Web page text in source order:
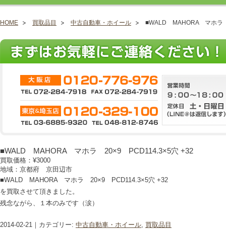
HOME 買取品目 中古自動車・ホイール ■WALD MAHORA マホ
■WALD MAHORA マホラ 20×9 PCD114.3×5穴 +32
買取価格： ¥3000
地域：京都府 京田辺市
■WALD MAHORA マホラ 20×9 PCD114.3×5穴 +32
を買取させて頂きました。
残念ながら、１本のみです（涙）
2014-02-21｜カテゴリー: 中古自動車・ホイール, 買取品目